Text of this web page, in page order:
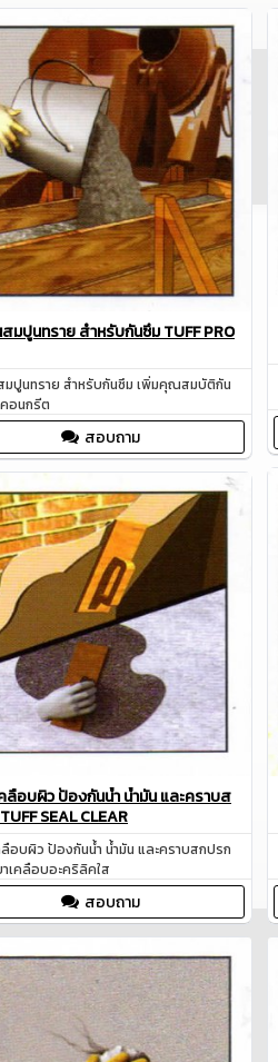
มปูนทราย สำหรับกันซึม TUFF PRO
มปูนทราย สำหรับกันซึม เพิ่มคุณสมบัติกัน
อนกรีต
สอบถาม
ลือบผิว ป้องกันน้ำ น้ำมัน และคราบส
SEAL CLEAR
ลือบผิว ป้องกันน้ำ น้ำมัน และคราบสกปรก
าเคลือบอะคริลิคใส
สอบถาม